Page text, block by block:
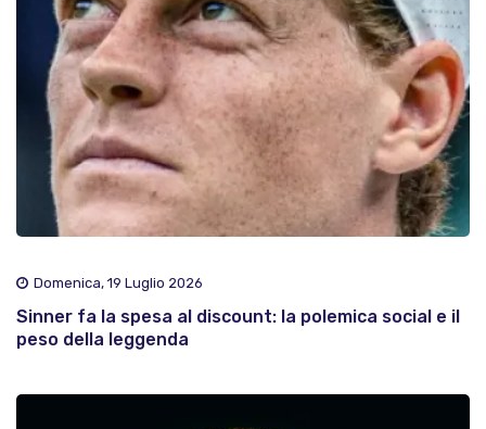
Domenica, 19 Luglio 2026
Sinner fa la spesa al discount: la polemica social e il
peso della leggenda